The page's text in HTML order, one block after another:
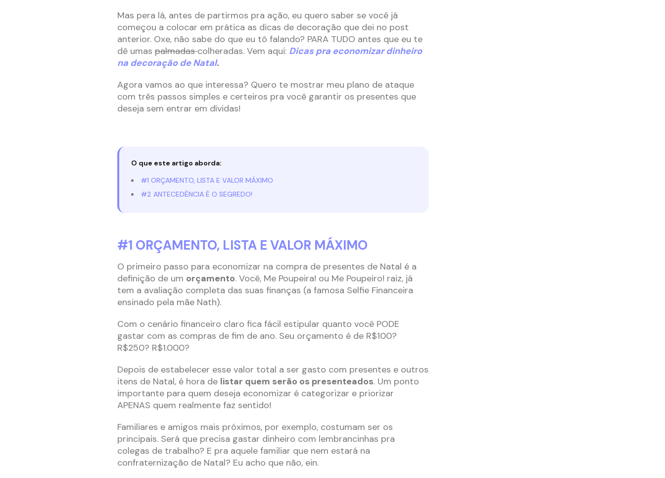
Mas pera lá, antes de partirmos pra ação, eu quero saber se você já
começou a colocar em prática as dicas de decoração que dei no post
anterior. Oxe, não sabe do que eu tô falando? PARA TUDO antes que eu te
dê umas palmadascolheradas. Vem aqui: Dicas pra economizar dinheiro
na decoração de Natal.
Agora vamos ao que interessa? Quero te mostrar meu plano de ataque
com três passos simples e certeiros pra você garantir os presentes que
deseja sem entrar em dívidas!
O que este artigo aborda:
#1 ORÇAMENTO, LISTA E VALOR MÁXIMO
#2 ANTECEDÊNCIA É O SEGREDO!
#1 ORÇAMENTO, LISTA E VALOR MÁXIMO
O primeiro passo para economizar na compra de presentes de Natal é a
definição de um orçamento. Você, Me Poupeira! ou Me Poupeiro! raiz, já
tem a avaliação completa das suas finanças (a famosa Selfie Financeira
ensinado pela mãe Nath).
Com o cenário financeiro claro fica fácil estipular quanto você PODE
gastar com as compras de fim de ano. Seu orçamento é de R$100?
R$250? R$1.000?
Depois de estabelecer esse valor total a ser gasto com presentes e outros
itens de Natal, é hora de listar quem serão os presenteados. Um ponto
importante para quem deseja economizar é categorizar e priorizar
APENAS quem realmente faz sentido!
Familiares e amigos mais próximos, por exemplo, costumam ser os
principais. Será que precisa gastar dinheiro com lembrancinhas pra
colegas de trabalho? E pra aquele familiar que nem estará na
confraternização de Natal? Eu acho que não, ein.